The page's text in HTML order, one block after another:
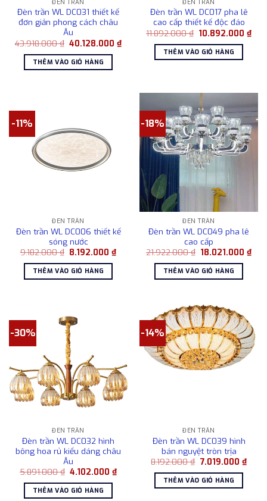
ĐÈN TRẦN
Đèn trần WL DC031 thiết kế
đơn giản phong cách châu
Âu
43.918.000₫ Giá
là:
43.918.000 ₫.
40.128.000₫Giá
hiện
THÊM VÀO GIỎ HÀNG
ĐÈN TRẦN
Đèn trần WL DC017 pha lê
cao cấp thiết kế độc đáo
11.892.000₫ Giá
là:
11.892.000 ₫.
10.892.000₫Giá
hiện
THÊM VÀO GIỎ HÀNG
-11%
ĐÈN TRẦN
Đèn trần WL DC006 thiết kế
sóng nước
9.182.000₫ Giá
là:
9.182.000 ₫.
8.192.000₫Giá
8.192.000 ₫.
THÊM VÀO GIỎ HÀNG
-18%
ĐÈN TRẦN
Đèn trần WL DC049 pha lê
cao cấp
21.922.000₫ Giá
là:
21.922.000 ₫.
18.021.000₫Giá
THÊM VÀO GIỎ HÀNG
-30%
ĐÈN TRẦN
Đèn trần WL DC032 hình
bông hoa rủ kiểu dáng châu
Âu
5.891.000₫ Giá
là:
5.891.000 ₫.
4.102.000₫Giá
hiện
THÊM VÀO GIỎ HÀNG
-14%
ĐÈN TRẦN
Đèn trần WL DC039 hình
bán nguyệt tròn trịa
8.192.000₫ Giá
là:
8.192.000 ₫.
7.019.000 ₫Giá
hiện
THÊM VÀO GIỎ HÀNG